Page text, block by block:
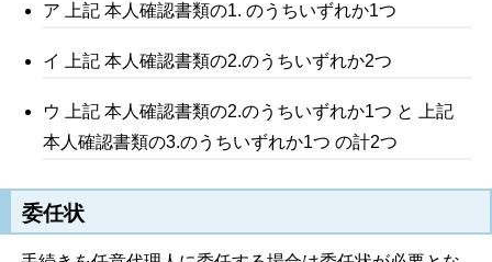
ア 上記 本人確認書類の1. のうちいずれか1つ
イ 上記 本人確認書類の2.のうちいずれか2つ
ウ 上記 本人確認書類の2.のうちいずれか1つ と 上記
本人確認書類の3.のうちいずれか1つ の計2つ
委任状